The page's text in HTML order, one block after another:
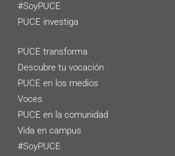
#SoyPUCE
PUCE investiga
PUCE transforma
Descubre tu vocación
PUCE en los medios
Voces
PUCE en la comunidad
Vida en campus
#SoyPUCE